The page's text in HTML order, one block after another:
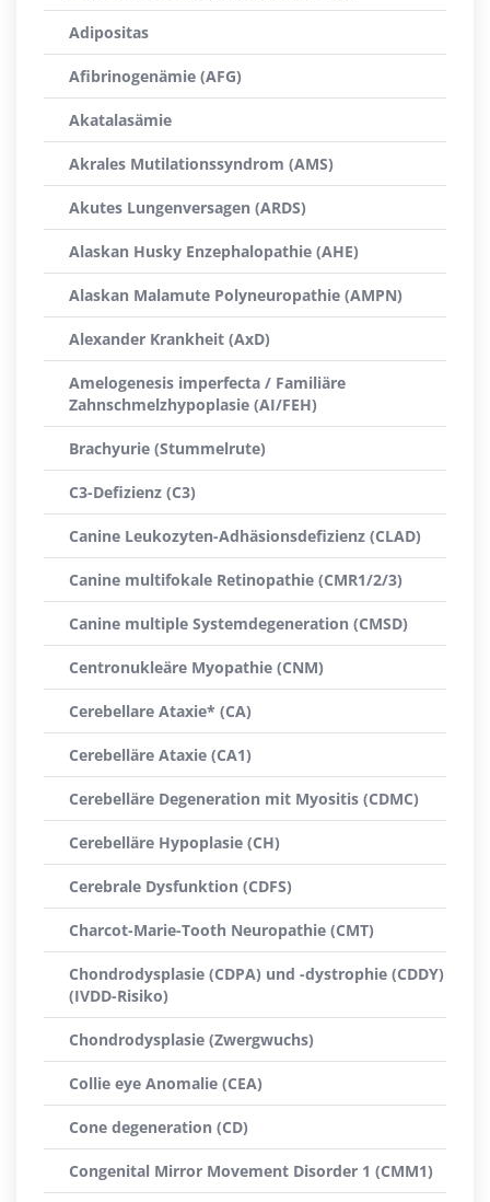
Adipositas
Afibrinogenämie (AFG)
Akatalasämie
Akrales Mutilationssyndrom (AMS)
Akutes Lungenversagen (ARDS)
Alaskan Husky Enzephalopathie (AHE)
Alaskan Malamute Polyneuropathie (AMPN)
Alexander Krankheit (AxD)
Amelogenesis imperfecta / Familiäre
Zahnschmelzhypoplasie (AI/FEH)
Brachyurie (Stummelrute)
C3-Defizienz (C3)
Canine Leukozyten-Adhäsionsdefizienz (CLAD)
Canine multifokale Retinopathie (CMR1/2/3)
Canine multiple Systemdegeneration (CMSD)
Centronukleäre Myopathie (CNM)
Cerebellare Ataxie* (CA)
Cerebelläre Ataxie (CA1)
Cerebelläre Degeneration mit Myositis (CDMC)
Cerebelläre Hypoplasie (CH)
Cerebrale Dysfunktion (CDFS)
Charcot-Marie-Tooth Neuropathie (CMT)
Chondrodysplasie (CDPA) und -dystrophie (CDDY)
(IVDD-Risiko)
Chondrodysplasie (Zwergwuchs)
Collie eye Anomalie (CEA)
Cone degeneration (CD)
Congenital Mirror Movement Disorder 1 (CMM1)